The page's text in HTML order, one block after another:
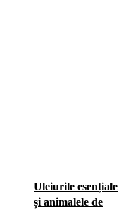
Uleiurile esențiale
și animalele de